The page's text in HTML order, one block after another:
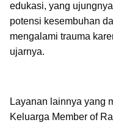
edukasi, yang
potensi kesembuhan
mengalami trauma
ujarnya.
Layanan lainnya yang
Keluarga Member of